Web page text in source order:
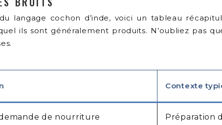
langage cochon d’inde, voici un tableau
ils sont généralement produits. N’oubliez pas
Contexte
de nourriture Préparation